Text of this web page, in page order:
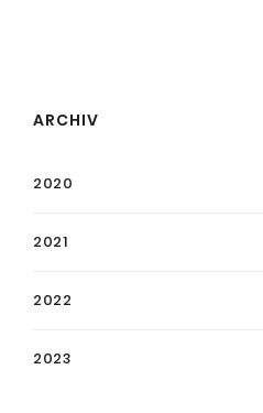
ARCHIV
2020
2021
2022
2023